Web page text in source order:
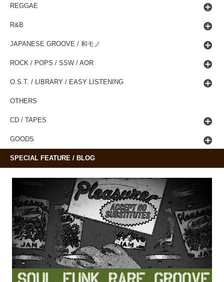
REGGAE
R&B
JAPANESE GROOVE / 和モノ
ROCK / POPS / SSW / AOR
O.S.T. / LIBRARY / EASY LISTENING
OTHERS
CD / TAPES
GOODS
SPECIAL FEATURE / BLOG